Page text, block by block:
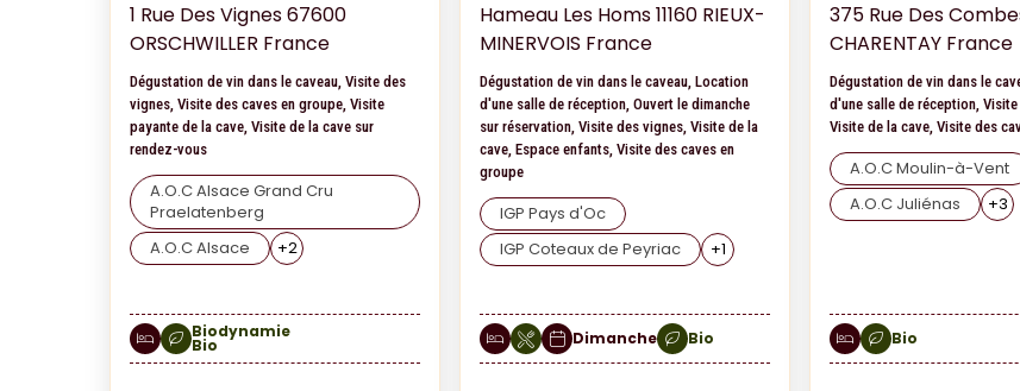
1 Rue Des Vignes 67600
ORSCHWILLER France
Dégustation de vin dans le caveau, Visite des
vignes, Visite des caves en groupe, Visite
payante de la cave, Visite de la cave sur
rendez-vous
A.O.C Alsace Grand Cru
Praelatenberg
A.O.C Alsace
+2
Biodynamie
Bio
Hameau Les Homs 11160 RIEUX-
MINERVOIS France
Dégustation de vin dans le caveau, Location
d'une salle de réception, Ouvert le dimanche
sur réservation, Visite des vignes, Visite de la
cave, Espace enfants, Visite des caves en
groupe
IGP Pays d'Oc
IGP Coteaux de Peyriac
+1
Dimanche Bio
375 Rue Des
CHARENTAY France
Dégustation de vin dans le
d'une salle de réception,
Visite de la cave, Visite des
A.O.C Moulin-à-Vent
A.O.C Juliénas
+3
Bio